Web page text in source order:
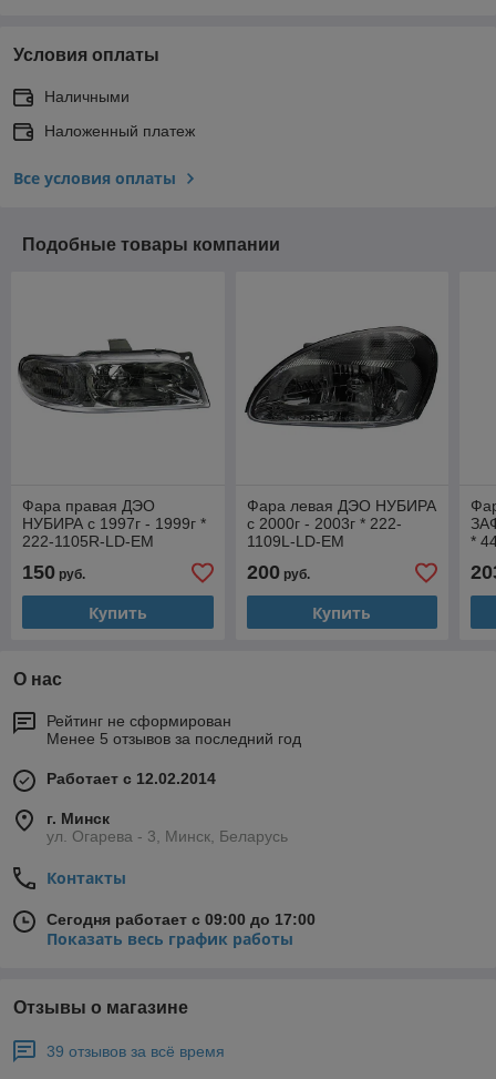
Условия оплаты
Наличными
Наложенный платеж
Все условия оплаты
Подобные товары компании
Фара правая ДЭО
НУБИРА с 1997г - 1999г *
222-1105R-LD-EM
150 руб.
Купить
Фара левая ДЭО НУБИРА
с 2000г - 2003г * 222-
1109L-LD-EM
200руб.
Купить
*
О нас
Рейтинг не сформирован
Менее 5 отзывов за последний год
Работает с 12.02.2014
г. Минск
ул. Огарева - 3, Минск, Беларусь
Контакты
Сегодня работает с 09:00 до 17:00
Показать весь график работы
Отзывы о магазине
39 отзывов за всё время